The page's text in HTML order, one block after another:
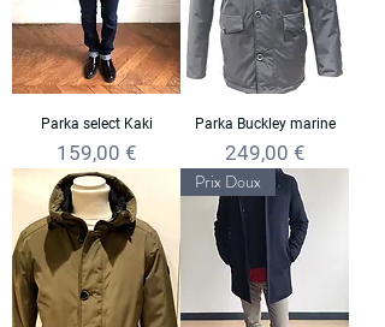
Parka select Kaki
Prix
159,00 €
Parka Buckley marine
Prix
249,00 €
Prix Doux